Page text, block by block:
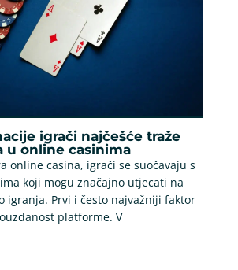
igrači najčešće traže
u online casinima
online casina, igrači se suočavaju s
koji mogu značajno utjecati na
igranja. Prvi i često najvažniji faktor
platforme. V